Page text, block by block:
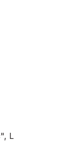
Жіноча худі з капюшоном, "ліс", L